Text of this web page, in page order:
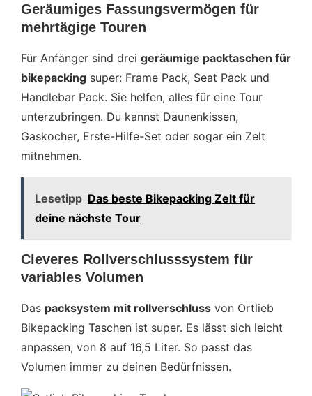
Geräumiges Fassungsvermögen für
mehrtägige Touren
Für Anfänger sind drei geräumige packtaschen für
bikepacking super: Frame Pack, Seat Pack und
Handlebar Pack. Sie helfen, alles für eine Tour
unterzubringen. Du kannst Daunenkissen,
Gaskocher, Erste-Hilfe-Set oder sogar ein Zelt
mitnehmen.
Lesetipp Das beste Bikepacking Zelt für
deine nächste Tour
Cleveres Rollverschlusssystem für
variables Volumen
Das packsystem mit rollverschluss von Ortlieb
Bikepacking Taschen ist super. Es lässt sich leicht
anpassen, von 8 auf 16,5 Liter. So passt das
Volumen immer zu deinen Bedürfnissen.